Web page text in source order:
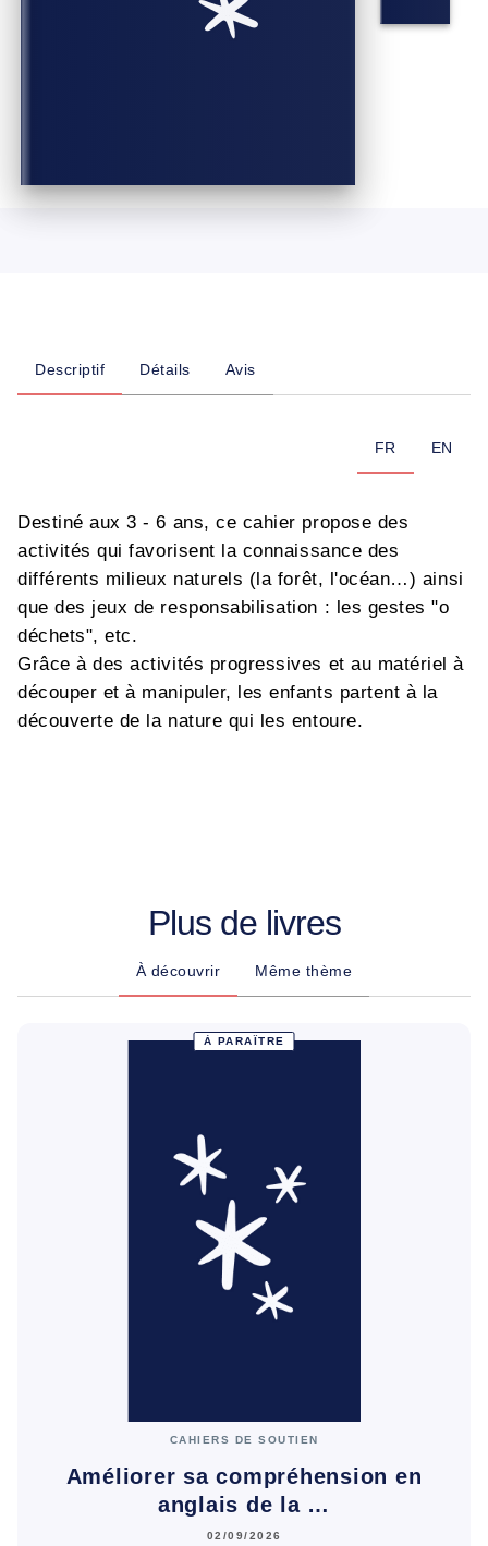
Descriptif Détails Avis
FR EN
Destiné aux 3 - 6 ans, ce cahier propose des
activités qui favorisent la connaissance des
différents milieux naturels (la forêt, l'océan…) ainsi
que des jeux de responsabilisation : les gestes "o
déchets", etc.
Grâce à des activités progressives et au matériel à
découper et à manipuler, les enfants partent à la
découverte de la nature qui les entoure.
Plus de livres
À découvrir Même thème
À PARAÎTRE
CAHIERS DE SOUTIEN
Améliorer sa compréhension en
anglais de la …
02/09/2026